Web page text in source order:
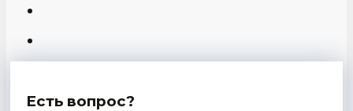
Есть вопрос?